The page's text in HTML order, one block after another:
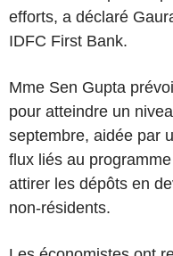
efforts, a déclaré
IDFC First Bank.
Mme Sen Gupta
pour atteindre un
septembre, aidée par
flux liés au
attirer les dépôts en
non-résidents.